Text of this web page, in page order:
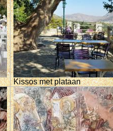
Kissos met plataan